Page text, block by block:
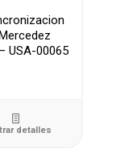
USA-00065
detalles